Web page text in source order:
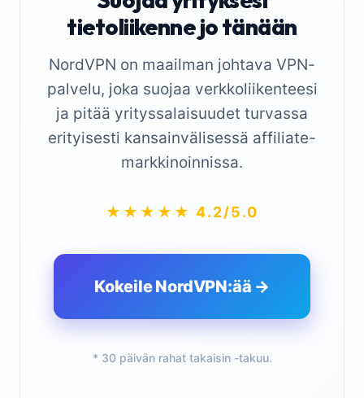
tietoliikenne jo tänään
NordVPN on maailman johtava VPN-
palvelu, joka suojaa verkkoliikenteesi
ja pitää yrityssalaisuudet turvassa
erityisesti kansainvälisessä affiliate-
markkinoinnissa.
★★★★★ 4.2/5.0
Kokeile NordVPN:ää →
* 30 päivän rahat takaisin -takuu.